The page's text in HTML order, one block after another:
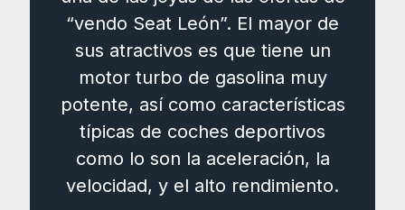
“vendo Seat León”. El mayor de
sus atractivos es que tiene un
motor turbo de gasolina muy
potente, así como características
típicas de coches deportivos
como lo son la aceleración, la
velocidad, y el alto rendimiento.